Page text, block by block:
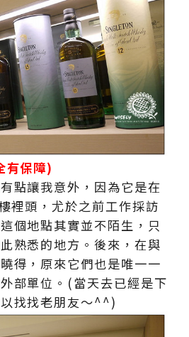
保障)
點讓我意外，因為它是在
裡頭，尤於之前工作採訪
個地點其實並不陌生，只
熟悉的地方。後來，在與
得，原來它們也是唯一一
部單位。(當天去已經是下
找找老朋友～^^)